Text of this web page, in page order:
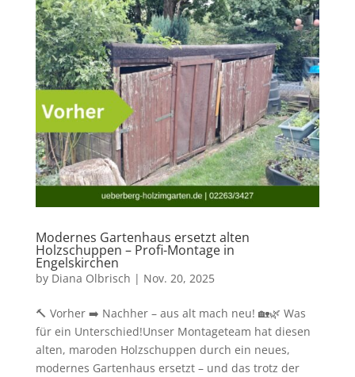
Modernes Gartenhaus ersetzt alten
Holzschuppen – Profi-Montage in
Engelskirchen
by Diana Olbrisch | Nov. 20, 2025
🔨 Vorher ➡️ Nachher – aus alt mach neu! 🏡🌿 Was
für ein Unterschied!Unser Montageteam hat diesen
alten, maroden Holzschuppen durch ein neues,
modernes Gartenhaus ersetzt – und das trotz der